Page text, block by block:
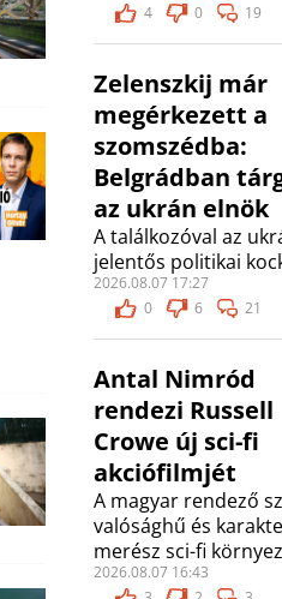
4
0 19
Zelenszkij már
megérkezett a
szomszédba:
Belgrádban
az ukrán elnök
A találkozóval az
jelentős politikai
2026.08.07 17:27
0
6 21
Antal Nimród
rendezi Russell
Crowe új sci-fi
akciófilmjét
A magyar rendező
valósághű és
merész sci-fi
2026.08.07 16:43